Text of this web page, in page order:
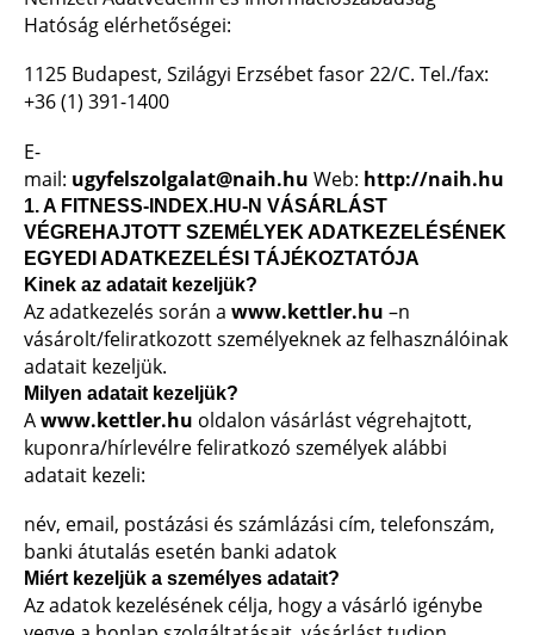
Hatóság elérhetőségei:
1125 Budapest, Szilágyi Erzsébet fasor 22/C. Tel./fax:
+36 (1) 391-1400
E-
mail: ugyfelszolgalat@naih.hu Web: http://naih.hu
1. A FITNESS-INDEX.HU-N VÁSÁRLÁST
VÉGREHAJTOTT SZEMÉLYEK ADATKEZELÉSÉNEK
EGYEDI ADATKEZELÉSI TÁJÉKOZTATÓJA
Kinek az adatait kezeljük?
Az adatkezelés során a www.kettler.hu –n
vásárolt/feliratkozott személyeknek az felhasználóinak
adatait kezeljük.
Milyen adatait kezeljük?
Awww.kettler.hu oldalon vásárlást végrehajtott,
kuponra/hírlevélre feliratkozó személyek alábbi
adatait kezeli:
név, email, postázási és számlázási cím, telefonszám,
banki átutalás esetén banki adatok
Miért kezeljük a személyes adatait?
Az adatok kezelésének célja, hogy a vásárló igénybe